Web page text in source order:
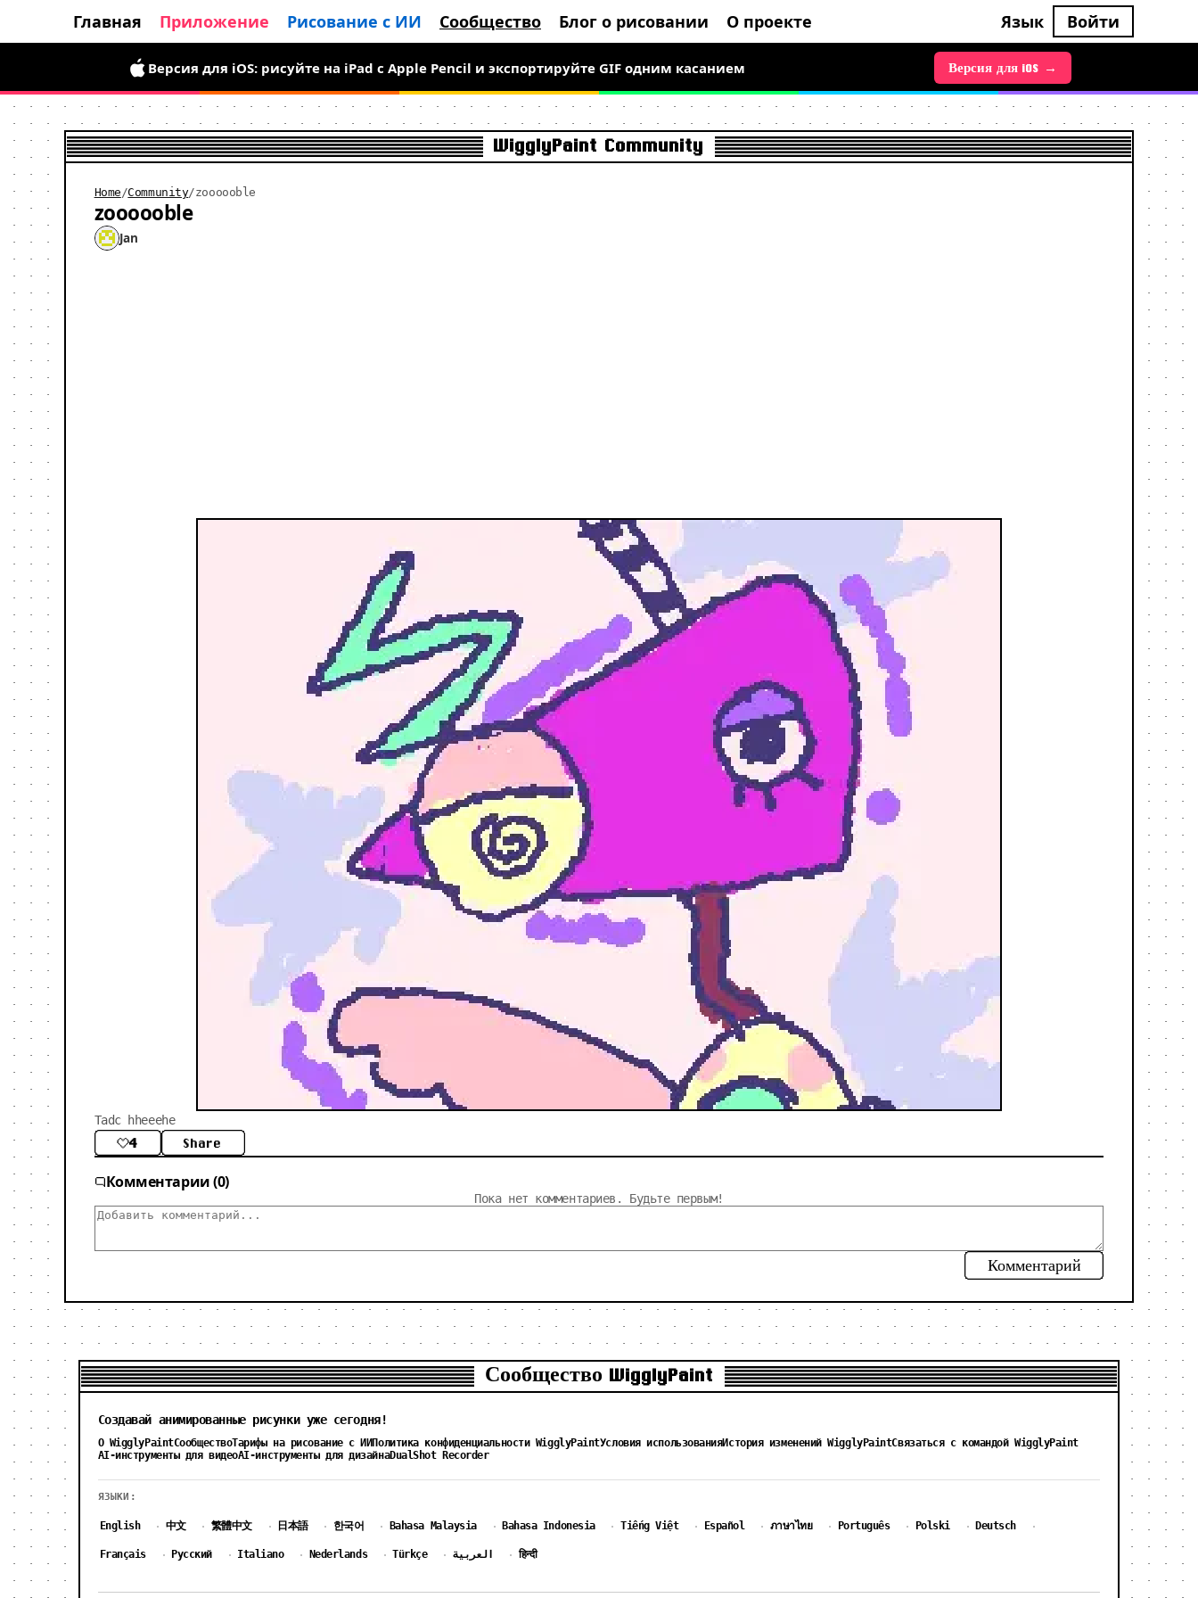
Главная Приложение Рисование с ИИ Сообщество Блог о рисовании О проекте Язык Войти
Версия для Android уже доступна: временно бесплатно, рисуйте живой пиксель-арт Версия для Android →
Версия для iOS: рисуйте на iPad с Apple Pencil и экспортируйте GIF одним касанием Версия для iOS →
WigglyPaint Community
Home /Community/zoooooble
zoooooble
Jan
Tadc hheeehe
4 Share
Комментарии (0)
Пока нет комментариев. Будьте первым!
Комментарий
Сообщество WigglyPaint
Создавай анимированные рисунки уже сегодня!
О WigglyPaintСообществоТарифы на рисование с ИИПолитика конфиденциальности WigglyPaintУсловия использованияИстория изменений WigglyPaintСвязаться с командой WigglyPaint
AI-инструменты для видеоAI-инструменты для дизайнаDualShot Recorder
ЯЗЫКИ:
English · 中文 · 繁體中文 · 日本語 · 한국어 · Bahasa Malaysia · Bahasa Indonesia · Tiếng Việt · Español · ภาษาไทย · Português · Polski · Deutsch ·
Français · Русский · Italiano · Nederlands · Türkçe · العربية · हिन्दी